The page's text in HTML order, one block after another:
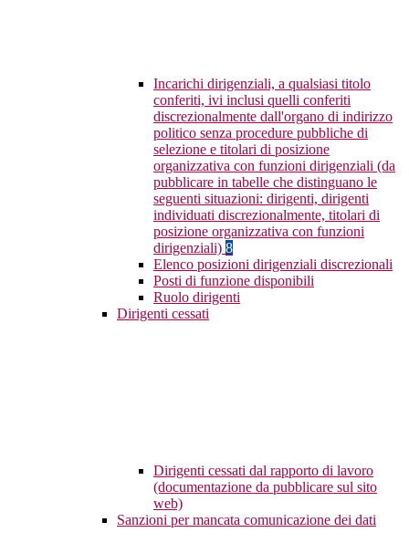
Incarichi dirigenziali, a qualsiasi titolo
conferiti, ivi inclusi quelli conferiti
discrezionalmente dall'organo di indirizzo
politico senza procedure pubbliche di
selezione e titolari di posizione
organizzativa con funzioni dirigenziali (da
pubblicare in tabelle che distinguano le
seguenti situazioni: dirigenti, dirigenti
individuati discrezionalmente, titolari di
posizione organizzativa con funzioni
dirigenziali) 8
Elenco posizioni dirigenziali discrezionali
Posti di funzione disponibili
Ruolo dirigenti
Dirigenti cessati
Dirigenti cessati dal rapporto di lavoro
(documentazione da pubblicare sul sito
web)
Sanzioni per mancata comunicazione dei dati